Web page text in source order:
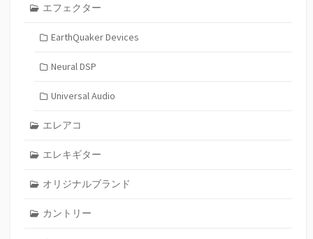
エフェクター
EarthQuaker Devices
Neural DSP
Universal Audio
エレアコ
エレキギター
オリジナルブランド
カントリー